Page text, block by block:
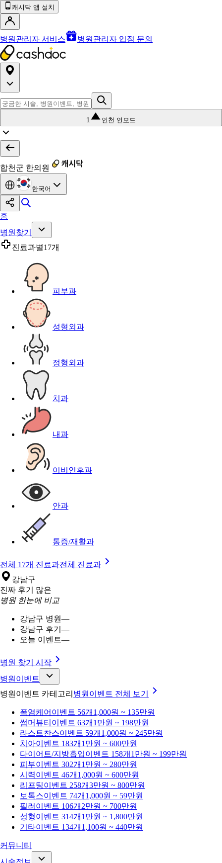
캐시닥 앱 설치
병원관리자 서비스 병원관리자 입점 문의
1 인천 인모드
합천군 한의원
한국어
홈
병원찾기
진료과별17개
피부과
성형외과
정형외과
치과
내과
이비인후과
안과
통증/재활과
전체 17개 진료과전체 진료과
강남구
진짜 후기 많은
병원 한눈에 비교
강남구 병원—
강남구 후기 —
오늘 이벤트—
병원 찾기 시작
병원이벤트
병원이벤트 카테고리 병원이벤트 전체 보기
폭염케어 이벤트 56개 1,000원 ~ 135만원
썸머뷰티 이벤트 63개 1만원 ~ 198만원
라스트찬스이벤트 59개 1,000원 ~ 245만원
치아이벤트 183개 1만원 ~ 600만원
다이어트/지방흡입이벤트 158개 1만원 ~ 199만원
피부이벤트 302개 1만원 ~ 280만원
시력이벤트 46개 1,000원 ~ 600만원
리프팅이벤트 258개3만원 ~ 800만원
보톡스이벤트 74개 1,000원 ~ 59만원
필러 이벤트 106개 2만원 ~ 700만원
성형이벤트 314개 1만원 ~ 1,800만원
기타이벤트 134개 1,100원 ~ 440만원
커뮤니티